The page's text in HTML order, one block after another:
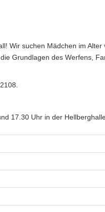
Wir suchen Mädchen im
Grundlagen des Werfens,
17.30 Uhr in der